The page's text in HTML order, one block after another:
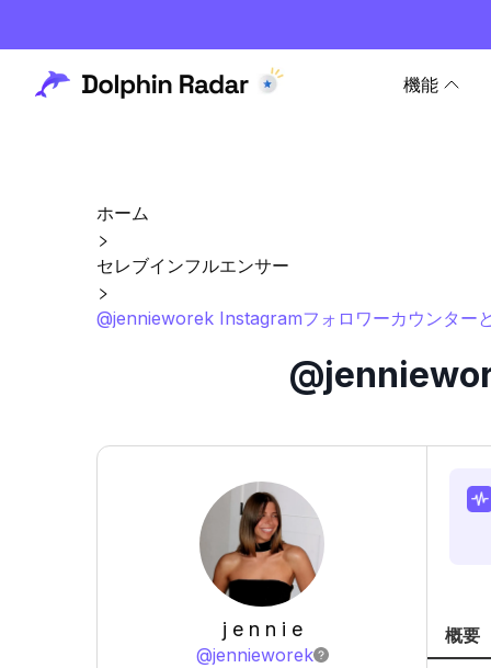
機能
ホーム
セレブインフルエンサー
@jennieworek Instagramフォロワーカウンター
j e n n i e
@jennieworek
概要